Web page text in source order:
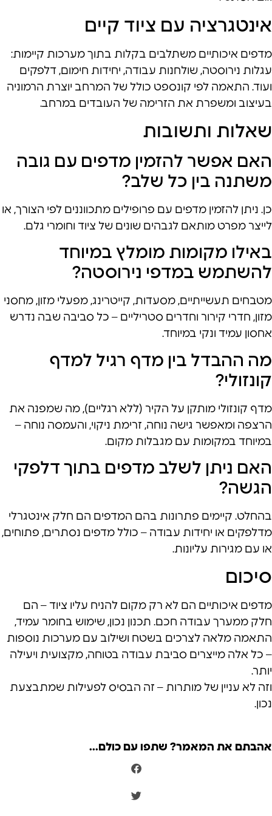
אינטגרציה עם ציוד קיים
מדפים איכותיים משתלבים בקלות בתוך מערכות קיימות:
עגלות נירוסטה, שולחנות עבודה, יחידות חימום, דלפקים
ועוד. התאמה לפי קונספט כולל של המרחב יוצרת הרמוניה
בעיצוב ומשפרת את הזרימה של העובדים במרחב.
שאלות ותשובות
האם אפשר להזמין מדפים עם גובה
משתנה בין כל שלב?
כן. ניתן להזמין מדפים עם פרופילים מתכווננים לפי הצורך, או
לייצר מפרט מותאם לגבהים שונים של ציוד וחומרי גלם.
באילו מקומות מומלץ במיוחד
להשתמש במדפי נירוסטה?
מטבחים תעשייתיים, מסעדות, קייטרינג, מפעלי מזון, מחסני
מזון, חדרי קירור וחדרים סטריליים – כל סביבה שבה נדרש
אחסון עמיד ונקי במיוחד.
מה ההבדל בין מדף רגיל למדף
קונזולי?
מדף קונזולי מותקן על הקיר (ללא רגליים), מה שמפנה את
הרצפה ומאפשר גישה נוחה, זרימת ניקוי, והעמסה נוחה –
במיוחד במקומות עם מגבלות מקום.
האם ניתן לשלב מדפים בתוך דלפקי
הגשה?
בהחלט. קיימים פתרונות בהם המדפים הם חלק אינטגרלי
מדלפקים או יחידות עבודה – כולל מדפים נסתרים, פתוחים,
או עם מגירות עליונות.
סיכום
מדפים איכותיים הם לא רק מקום להניח עליו ציוד – הם
חלק ממערך עבודה חכם. תכנון נכון, שימוש בחומר עמיד,
התאמה מלאה לצרכים בשטח ושילוב עם מערכות נוספות
– כל אלה מייצרים סביבת עבודה בטוחה, מקצועית ויעילה
יותר.
וזה לא עניין של מותרות – זה הבסיס לפעילות שמתבצעת
נכון.
אהבתם את המאמר? שתפו עם כולם...